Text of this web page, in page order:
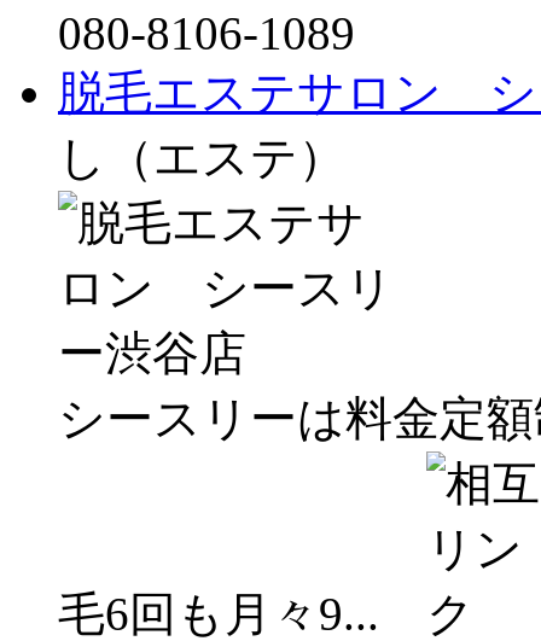
080-8106-1089
脱毛エステサロン シ
し（エステ）
シースリーは料金定
毛6回も月々9...